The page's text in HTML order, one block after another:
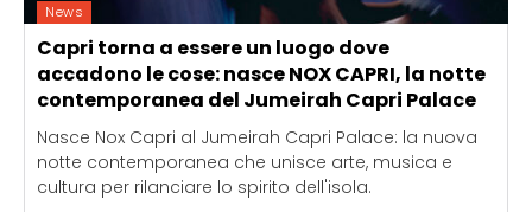
News
Capri torna a essere un luogo dove
accadono le cose: nasce NOX CAPRI, la notte
contemporanea del Jumeirah Capri Palace
Nasce Nox Capri al Jumeirah Capri Palace: la nuova
notte contemporanea che unisce arte, musica e
cultura per rilanciare lo spirito dell'isola.